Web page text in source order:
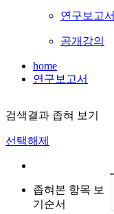
연구보고서
공개강의
home
연구보고서
검색결과 좁혀 보기
선택해제
좁혀본 항목 보
기순서